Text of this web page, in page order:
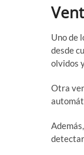
Uno de
desde
olvidos
Otra